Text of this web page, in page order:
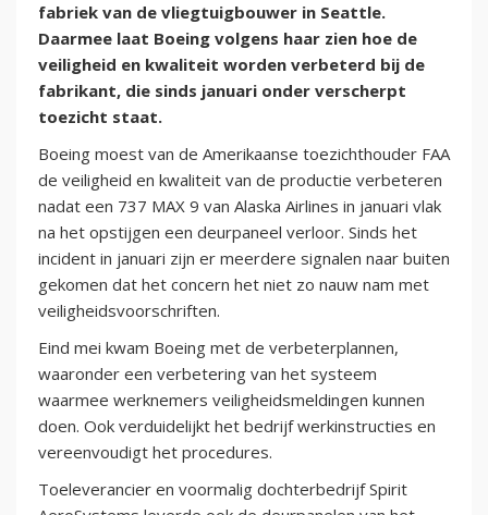
fabriek van de vliegtuigbouwer in Seattle.
Daarmee laat Boeing volgens haar zien hoe de
veiligheid en kwaliteit worden verbeterd bij de
fabrikant, die sinds januari onder verscherpt
toezicht staat.
Boeing moest van de Amerikaanse toezichthouder FAA
de veiligheid en kwaliteit van de productie verbeteren
nadat een 737 MAX 9 van Alaska Airlines in januari vlak
na het opstijgen een deurpaneel verloor. Sinds het
incident in januari zijn er meerdere signalen naar buiten
gekomen dat het concern het niet zo nauw nam met
veiligheidsvoorschriften.
Eind mei kwam Boeing met de verbeterplannen,
waaronder een verbetering van het systeem
waarmee werknemers veiligheidsmeldingen kunnen
doen. Ook verduidelijkt het bedrijf werkinstructies en
vereenvoudigt het procedures.
Toeleverancier en voormalig dochterbedrijf Spirit